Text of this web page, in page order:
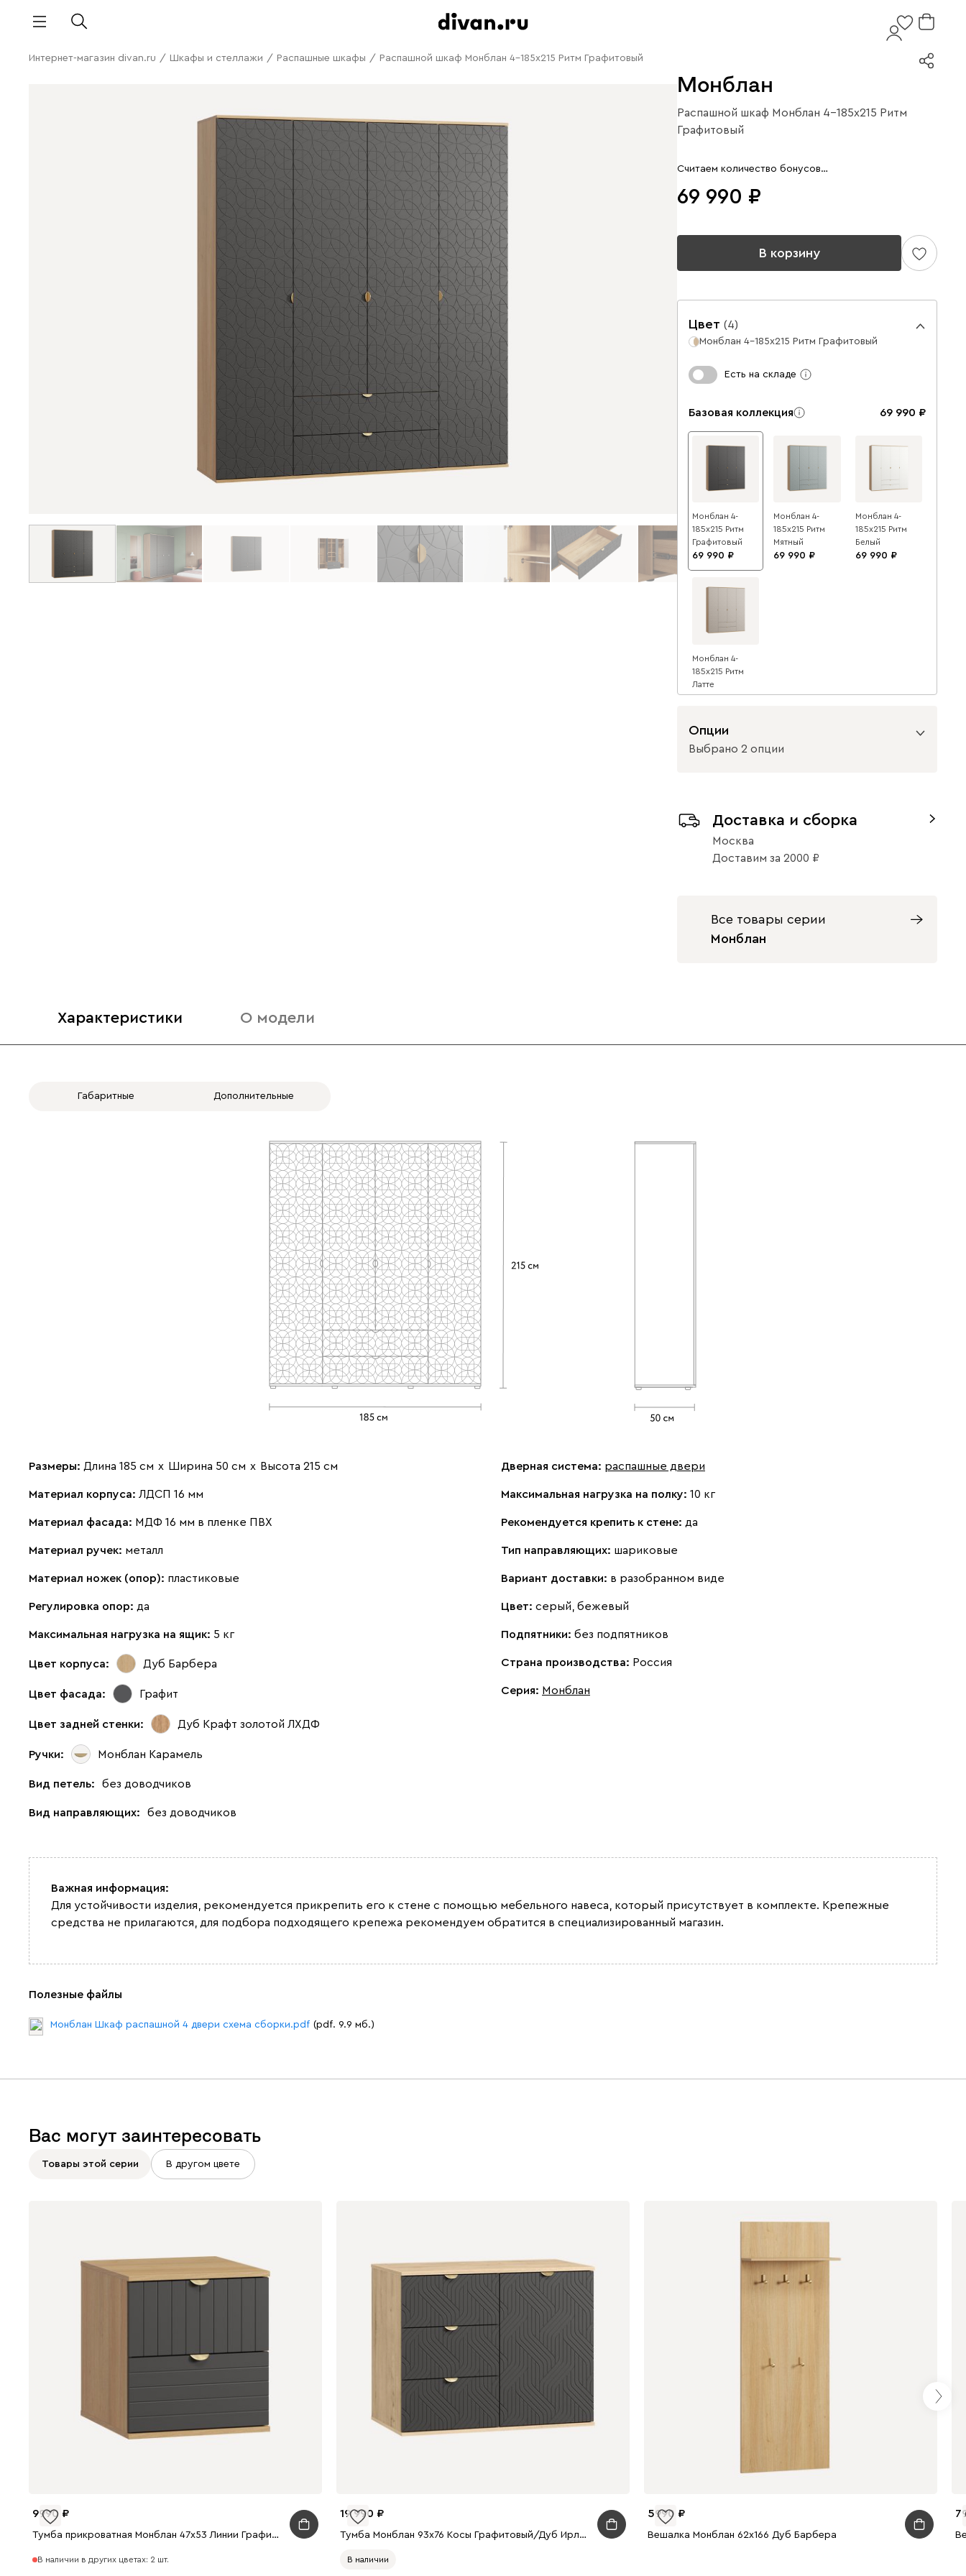
Интернет-магазин divan.ru / Шкафы и стеллажи / Распашные шкафы / Распашной шкаф Монблан 4-185x215 Ритм Графитовый
Монблан
Распашной шкаф Монблан 4-185x215 Ритм
Графитовый
Арт. 291245
Считаем количество бонусов…
69 990
В корзину
Цвет (4)
Монблан 4-185x215 Ритм Графитовый
Есть на складе
Базовая коллекция 69 990
Монблан 4-
185x215 Ритм
Графитовый
69 990
Монблан 4-
185x215 Ритм
Мятный
69 990
Монблан 4-
185x215 Ритм
Белый
69 990
Монблан 4-
185x215 Ритм
Латте
69 990
Опции
Выбрано 2 опции
с доводчиками без доводчиков
Вид направляющих
Доставка и сборка
Москва
Доставим за 2000
Все товары серии
Монблан
Характеристики О модели
Габаритные Дополнительные
Размеры: Длина 185 см х Ширина 50 см х Высота 215 см
Материал корпуса: ЛДСП 16 мм
Материал фасада: МДФ 16 мм в пленке ПВХ
Материал ручек: металл
Материал ножек (опор): пластиковые
Регулировка опор: да
Максимальная нагрузка на ящик: 5 кг
Цвет корпуса: Дуб Барбера
Цвет фасада: Графит
Цвет задней стенки: Дуб Крафт золотой ЛХДФ
Ручки: Монблан Карамель
Вид петель: без доводчиков
Вид направляющих: без доводчиков
Дверная система: распашные двери
Максимальная нагрузка на полку: 10 кг
Рекомендуется крепить к стене: да
Тип направляющих: шариковые
Вариант доставки: в разобранном виде
Цвет: серый, бежевый
Подпятники: без подпятников
Страна производства: Россия
Серия: Монблан
Важная информация:
Для устойчивости изделия, рекомендуется прикрепить его к стене с помощью мебельного навеса, который присутствует в комплекте. Крепежные
средства не прилагаются, для подбора подходящего крепежа рекомендуем обратится в специализированный магазин.
Полезные файлы
Монблан Шкаф распашной 4 двери схема сборки.pdf (pdf. 9.9 мб.)
Вас могут заинтересовать
Товары этой серии В другом цвете
9990
Тумба прикроватная Монблан 47x53 Линии Графитовый
В наличии в других цветах: 2 шт.
19 990
Тумба Монблан 93x76 Косы Графитовый/Дуб Ирландский
В наличии
5990
Вешалка Монблан 62x166 Дуб Барбера